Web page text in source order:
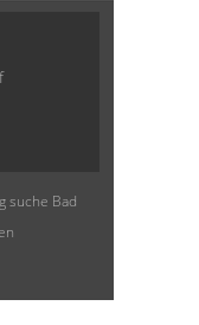
suche Bad